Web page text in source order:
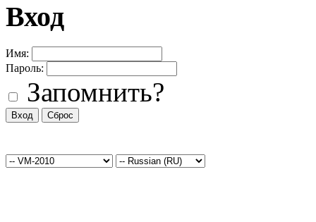
Вход
Имя:
Пароль:
Запомнить?